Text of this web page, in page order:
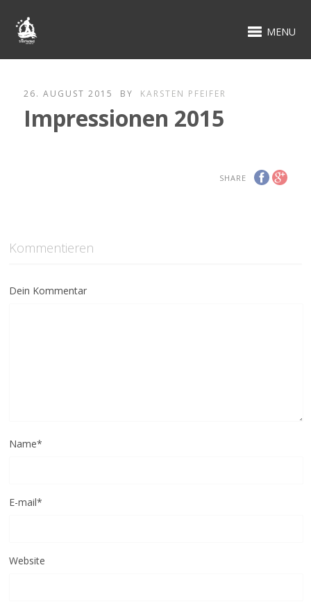
MENU
26. AUGUST 2015 BY KARSTEN PFEIFER
Impressionen 2015
SHARE
Kommentieren
Dein Kommentar
Name*
E-mail*
Website